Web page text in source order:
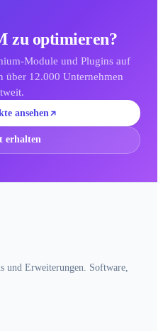
zu optimieren?
Module und Plugins auf
über 12.000 Unternehmen
ansehen
erhalten
und Erweiterungen. Software,